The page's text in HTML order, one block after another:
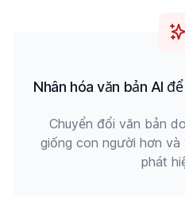
Nhân hóa văn bản AI
Chuyển đổi văn bản
giống con người hơn
phát